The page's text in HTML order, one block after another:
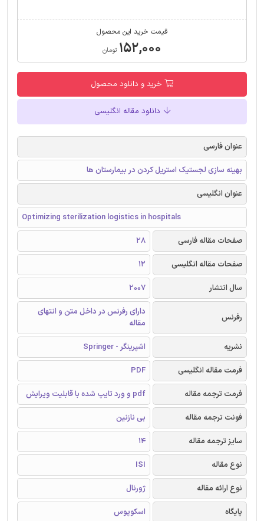
قیمت خرید این محصول
۱۵۲,۰۰۰ تومان
خرید و دانلود محصول
دانلود مقاله انگلیسی
عنوان فارسی
بهینه سازی لجستیک استریل کردن در بیمارستان ها
عنوان انگلیسی
Optimizing sterilization logistics in hospitals
صفحات مقاله فارسی
28
صفحات مقاله انگلیسی
12
سال انتشار
2007
رفرنس
دارای رفرنس در داخل متن و انتهای
مقاله
نشریه
اشپرینگر - Springer
فرمت مقاله انگلیسی
PDF
فرمت ترجمه مقاله
pdf و ورد تایپ شده با قابلیت ویرایش
فونت ترجمه مقاله
بی نازنین
سایز ترجمه مقاله
14
نوع مقاله
ISI
نوع ارائه مقاله
ژورنال
پایگاه
اسکوپوس